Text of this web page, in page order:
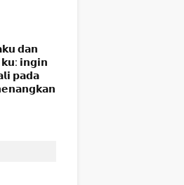
𝗱𝗮𝗻
𝗶𝗻𝗴𝗶𝗻
𝗽𝗮𝗱𝗮